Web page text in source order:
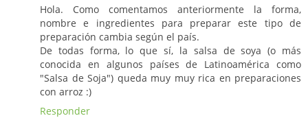
Hola. Como comentamos anteriormente la forma,
nombre e ingredientes para preparar este tipo de
preparación cambia según el país.
De todas forma, lo que sí, la salsa de soya (o más
conocida en algunos países de Latinoamérica como
"Salsa de Soja") queda muy muy rica en preparaciones
con arroz :)
Responder